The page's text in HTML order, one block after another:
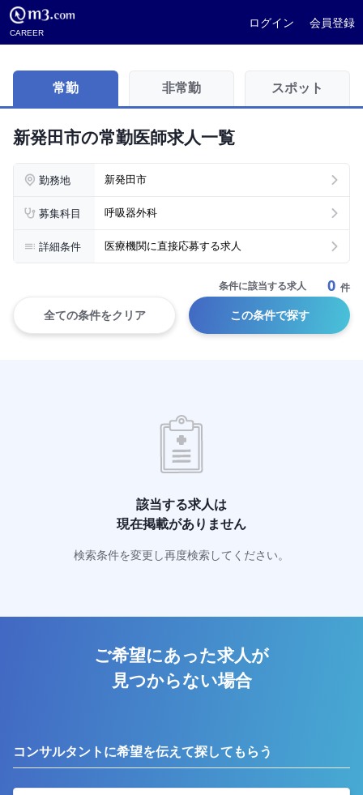
CAREER
ログイン 会員登録
常勤 非常勤 スポット
新発田市の常勤医師求人一覧
勤務地 新発田市
募集科目 呼吸器外科
詳細条件 医療機関に直接応募する求人
条件に該当する求人 0 件
全ての条件をクリア この条件で探す
該当する求人は
現在掲載がありません
検索条件を変更し再度検索してください。
ご希望にあった求人が
見つからない場合
コンサルタントに希望を伝えて探してもらう